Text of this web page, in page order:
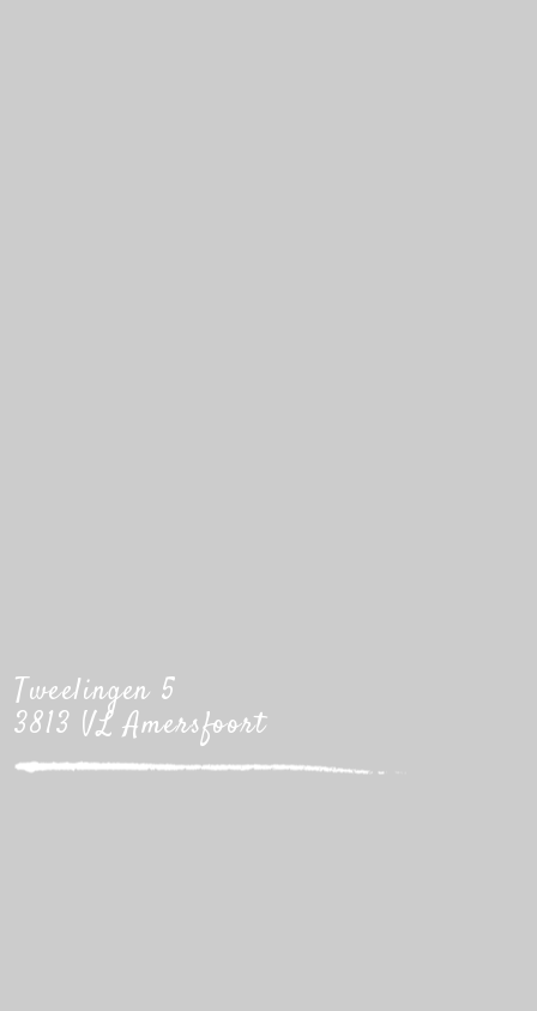
Tweelingen 5
3813 VL Amersfoort